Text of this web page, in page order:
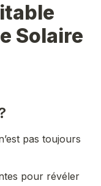
Solaire
pas toujours
pour révéler